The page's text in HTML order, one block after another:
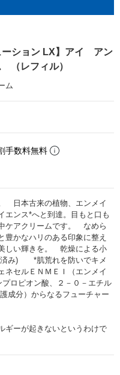
ーション LX】アイ アン
レフィル）
ム
手数料無料
日本古来の植物、エンメイ
エンス*へと到達。目もと口も
ケアクリームです。 なめら
豊かなハリのある印象に整え
しい輝きを。 乾燥による小
済み) *肌荒れを防いでキメ
ネセルＥＮＭＥＩ（エンメイ
ロピオン酸、２－０－エチル
成分）からなるフューチャー
ギーが起きないというわけで